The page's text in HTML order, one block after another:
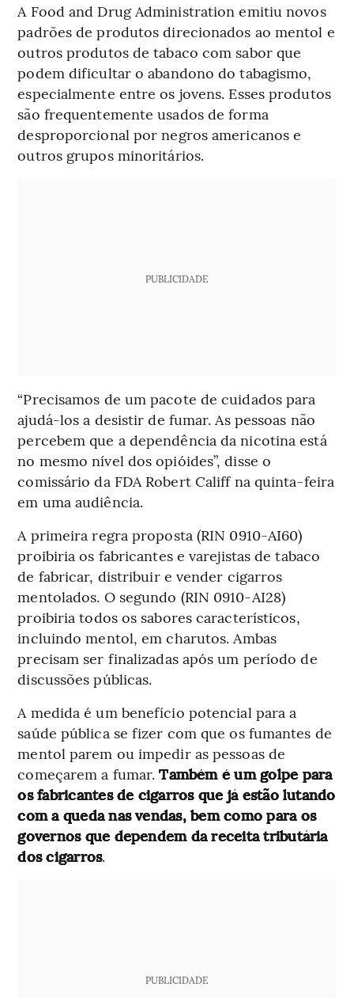
A Food and Drug Administration emitiu novos
padrões de produtos direcionados ao mentol e
outros produtos de tabaco com sabor que
podem dificultar o abandono do tabagismo,
especialmente entre os jovens. Esses produtos
são frequentemente usados de forma
desproporcional por negros americanos e
outros grupos minoritários.
PUBLICIDADE
“Precisamos de um pacote de cuidados para
ajudá-los a desistir de fumar. As pessoas não
percebem que a dependência da nicotina está
no mesmo nível dos opióides”, disse o
comissário da FDA Robert Califf na quinta-feira
em uma audiência.
A primeira regra proposta (RIN 0910-AI60)
proibiria os fabricantes e varejistas de tabaco
de fabricar, distribuir e vender cigarros
mentolados. O segundo (RIN 0910-AI28)
proibiria todos os sabores característicos,
incluindo mentol, em charutos. Ambas
precisam ser finalizadas após um período de
discussões públicas.
A medida é um benefício potencial para a
saúde pública se fizer com que os fumantes de
mentol parem ou impedir as pessoas de
começarem a fumar.Também é um golpe para
os fabricantes de cigarros que já estão lutando
com a queda nas vendas, bem como para os
governos que dependem da receita tributária
dos cigarros.
PUBLICIDADE